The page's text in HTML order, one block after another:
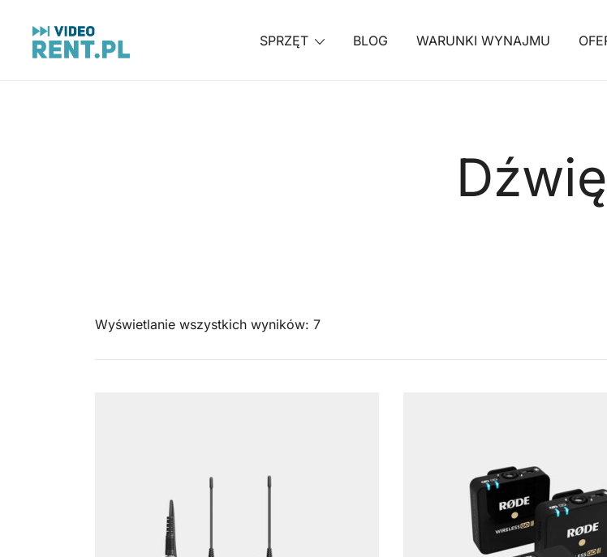
SPRZĘT BLOG WARUNKI WYNAJMU
Wyświetlanie wszystkich wyników: 7